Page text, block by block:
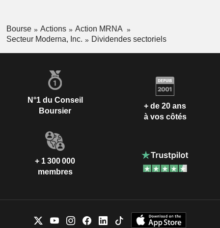
Bourse Actions
Action MRNA
Secteur Moderna, Inc.
Dividendes sectoriels
N°1 du Conseil
Boursier
+ de 20 ans
à vos côtés
+ 1 300 000
membres